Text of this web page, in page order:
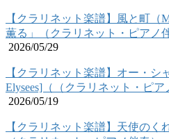
【クラリネット楽譜】風と町（
薫る」（クラリネット・ピアノ
2026/05/29
【クラリネット楽譜】オー・シ
Elysees]（（クラリネット・ピア
2026/05/19
【クラリネット楽譜】天使のく